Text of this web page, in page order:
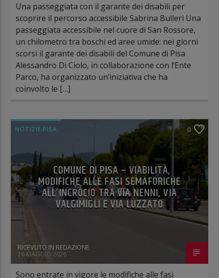
Una passeggiata con il garante dei disabili per
scoprire il percorso accessibile Sabrina Bulleri Una
passeggiata accessibile nel cuore di San Rossore,
un chilometro tra boschi ed aree umide: nei giorni
scorsi il garante dei disabili del Comune di Pisa
Alessandro Di Ciolo, in collaborazione con l’Ente
Parco, ha organizzato un’iniziativa che ha
coinvolto le […]
NOTIZIE PISA 0
COMUNE DI PISA – VIABILITÀ,
MODIFICHE ALLE FASI SEMAFORICHE
ALL’INCROCIO TRA VIA NENNI, VIA
VALGIMIGLI E VIA LUZZATO
RICEVUTO IN REDAZIONE
26 MAGGIO 2026
Sono entrate in vigore le modifiche alle fasi